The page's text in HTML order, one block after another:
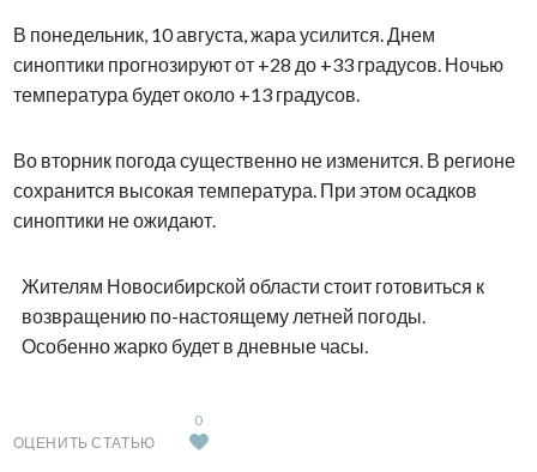
В понедельник, 10 августа, жара усилится. Днем
синоптики прогнозируют от +28 до +33 градусов. Ночью
температура будет около +13 градусов.
Во вторник погода существенно не изменится. В регионе
сохранится высокая температура. При этом осадков
синоптики не ожидают.
Жителям Новосибирской области стоит готовиться к
возвращению по-настоящему летней погоды.
Особенно жарко будет в дневные часы.
ОЦЕНИТЬ СТАТЬЮ
0